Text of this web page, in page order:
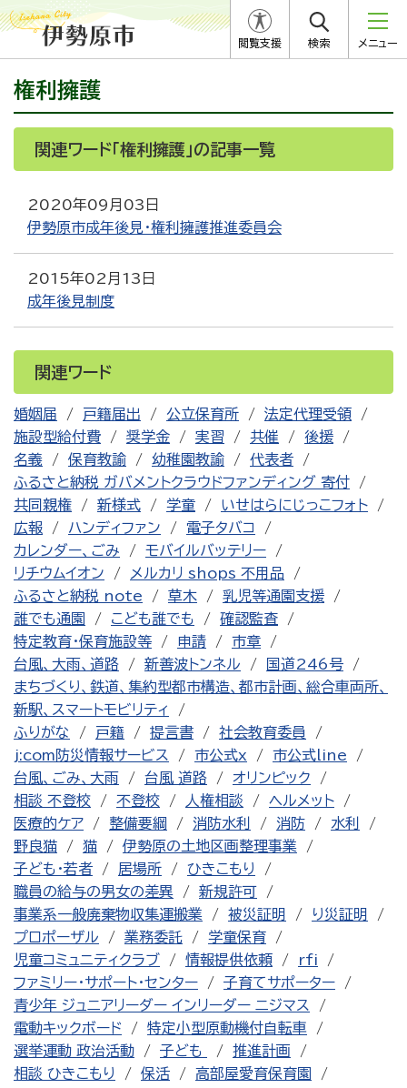
閲覧支援 検索 メニュー
権利擁護
関連ワード「権利擁護」の記事一覧
2020年09月03日
伊勢原市成年後見・権利擁護推進委員会
2015年02月13日
成年後見制度
関連ワード
婚姻届 戸籍届出 公立保育所
法定代理受領
施設型給付費
奨学金 実習 共催
後援
名義
保育教諭 幼稚園教諭
代表者
ふるさと納税 ガバメントクラウドファンディング 寄付
共同親権
新様式 学童
いせはらにじっこフォト
広報
ハンディファン
電子タバコ
カレンダー、ごみ
モバイルバッテリー
リチウムイオン
メルカリ shops 不用品
ふるさと納税 note
草木
乳児等通園支援
誰でも通園
こども誰でも
確認監査
特定教育・保育施設等
申請
市章
台風、大雨、道路
新善波トンネル
国道246号
まちづくり、鉄道、集約型都市構造、都市計画、総合車両所、
新駅、スマートモビリティ
ふりがな
戸籍 提言書
社会教育委員
j:com防災情報サービス
市公式x
市公式line
台風、ごみ、大雨
台風 道路
オリンピック
相談 不登校
不登校 人権相談
ヘルメット
医療的ケア
整備要綱 消防水利 消防
水利
野良猫
猫
伊勢原の土地区画整理事業
子ども・若者
居場所
ひきこもり
職員の給与の男女の差異
新規許可
事業系一般廃棄物収集運搬業
被災証明
り災証明
プロポーザル
業務委託
学童保育
児童コミュニティクラブ
情報提供依頼
rfi
ファミリー・サポート・センター
子育てサポーター
青少年 ジュニアリーダー インリーダー ニジマス
電動キックボード
特定小型原動機付自転車
選挙運動 政治活動
子ども
推進計画
相談 ひきこもり
保活
高部屋愛育保育園